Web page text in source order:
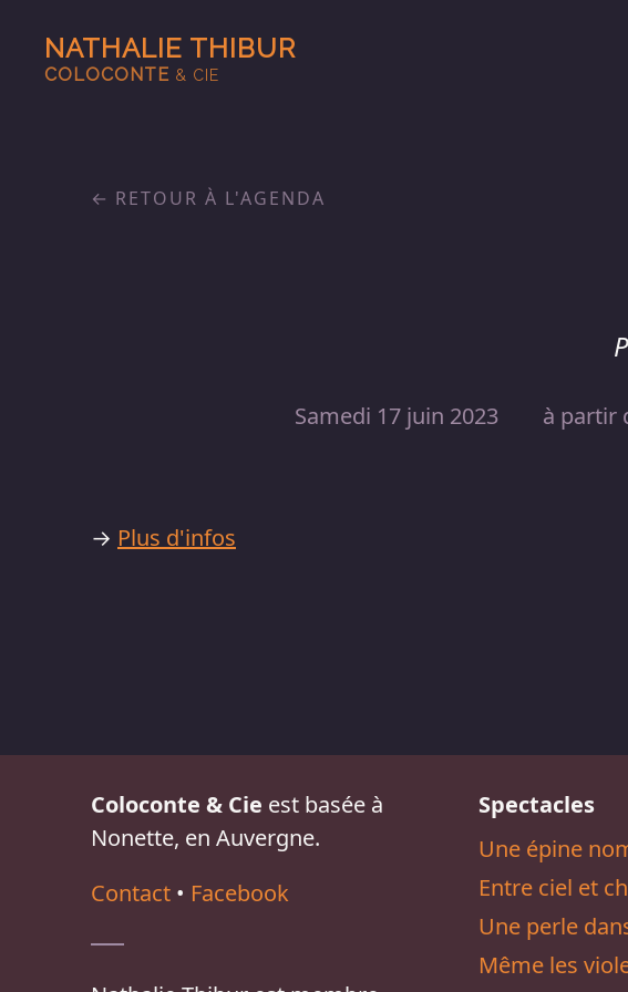
NATHALIE THIBUR
COLOCONTE & CIE
Samedi 17 juin 2023 à partir
RETOUR À L'AGENDA
→ Plus d'infos
Coloconte & Cie est basée à
Nonette, en Auvergne.
Contact • Facebook
Spectacles
Une épine
Entre ciel et
Une perle
Même les